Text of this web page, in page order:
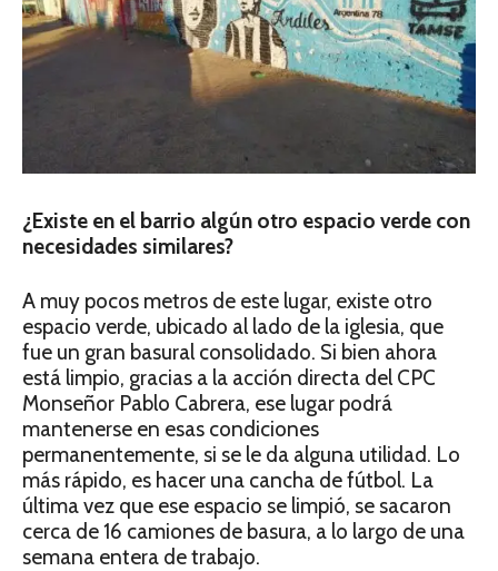
¿Existe en el barrio algún otro espacio verde con
necesidades similares?
A muy pocos metros de este lugar, existe otro
espacio verde, ubicado al lado de la iglesia, que
fue un gran basural consolidado. Si bien ahora
está limpio, gracias a la acción directa del CPC
Monseñor Pablo Cabrera, ese lugar podrá
mantenerse en esas condiciones
permanentemente, si se le da alguna utilidad. Lo
más rápido, es hacer una cancha de fútbol. La
última vez que ese espacio se limpió, se sacaron
cerca de 16 camiones de basura, a lo largo de una
semana entera de trabajo.